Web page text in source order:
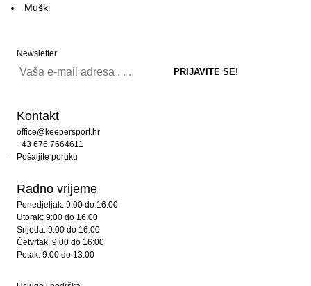
Muški
Newsletter
Kontakt
office@keepersport.hr
+43 676 7664611
Pošaljite poruku
Radno vrijeme
Ponedjeljak: 9:00 do 16:00
Utorak: 9:00 do 16:00
Srijeda: 9:00 do 16:00
Četvrtak: 9:00 do 16:00
Petak: 9:00 do 13:00